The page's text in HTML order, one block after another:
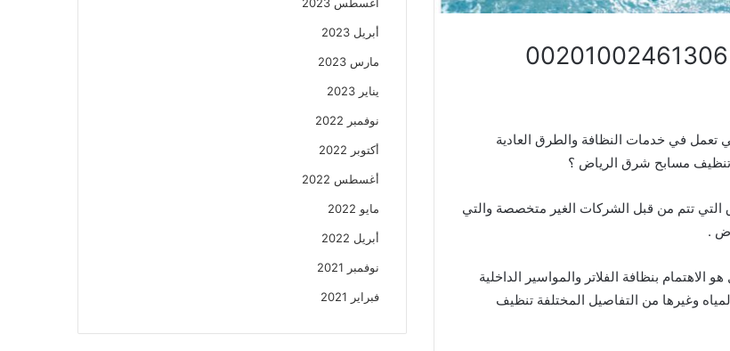
في خدمات النظافة والطرق العادية
تنظيف مسابح شرق الرياض ؟
تتم من قبل الشركات الغير متخصصة والتي
.
بنظافة الفلاتر والمواسير الداخلية
وغيرها من التفاصيل المختلفة تنظيف
أبريل 2023
مارس 2023
يناير 2023
نوفمبر 2022
أكتوبر 2022
أغسطس 2022
مايو 2022
أبريل 2022
نوفمبر 2021
فبراير 2021